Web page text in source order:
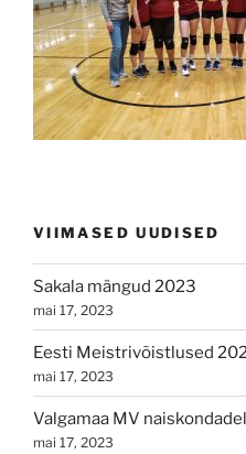
VIIMASED UUDISED
Sakala mängud 2023
mai 17, 2023
Eesti Meistrivõistlused
mai 17, 2023
Valgamaa MV
mai 17, 2023